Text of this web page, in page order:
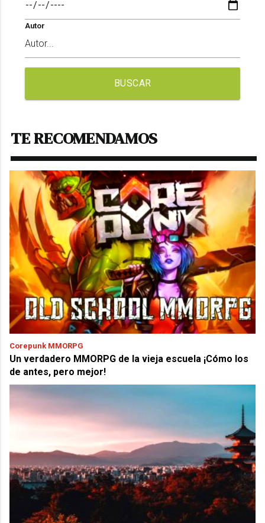
Autor
BUSCAR
TE RECOMENDAMOS
Corepunk MMORPG
Un verdadero MMORPG de la vieja escuela ¡Cómo los
de antes, pero mejor!